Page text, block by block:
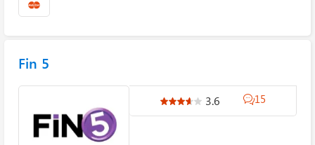
Fin 5
3.6 15